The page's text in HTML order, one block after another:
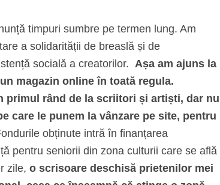
timpuri sumbre pe termen lung. Am
a solidarității de breaslă și de
socială a creatorilor. Așa am ajuns la
magazin online în toată regula.
primul rând de la scriitori și artiști, dar nu
care le punem la vânzare pe site, pentru
obținute intră în finanțarea
pentru seniorii din zona culturii care se află
zile, o scrisoare deschisă prietenilor mei